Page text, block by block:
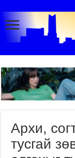
Архи,
тусгай